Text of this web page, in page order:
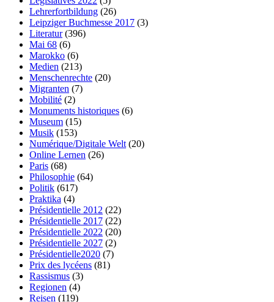
Lehrerfortbildung (26)
Leipziger Buchmesse 2017 (3)
Literatur(396)
Mai 68 (6)
Marokko (6)
Medien (213)
Menschenrechte (20)
Migranten (7)
Mobilité (2)
Monuments historiques (6)
Museum (15)
Musik (153)
Numérique/Digitale Welt (20)
Online Lernen (26)
Paris (68)
Philosophie (64)
Politik (617)
Praktika (4)
Présidentielle 2012 (22)
Présidentielle 2017 (22)
Présidentielle 2022 (20)
Présidentielle 2027 (2)
Présidentielle2020 (7)
Prix des lycéens (81)
Rassismus (3)
Regionen (4)
Reisen (119)